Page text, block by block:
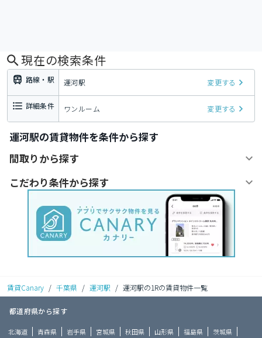
現在の検索条件
路線・駅 運河駅 変更する
詳細条件 ワンルーム 変更する
運河駅の賃貸物件を条件から探す
間取りから探す
こだわり条件から探す
賃貸Canary / 千葉県 / 運河駅 / 運河駅の1Rの賃貸物件一覧
都道府県から探す
北海道 青森県 岩手県 宮城県 秋田県 山形県 福島県 茨城県